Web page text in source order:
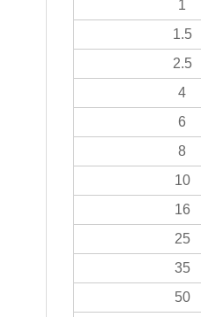
1
1.5
2.5
4
6
8
10
16
25
35
50